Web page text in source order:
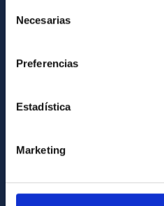
Necesarias
Preferencias
Estadística
Marketing
Contact
List of personnel
General register
ABOUT THE IAC